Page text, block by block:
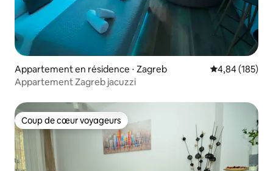
Appartement en résidence ⋅ Zagreb Évaluation
4,84 (185)
Appartement Zagreb jacuzzi
Coup de cœur voyageurs
Coup de cœur voyageurs